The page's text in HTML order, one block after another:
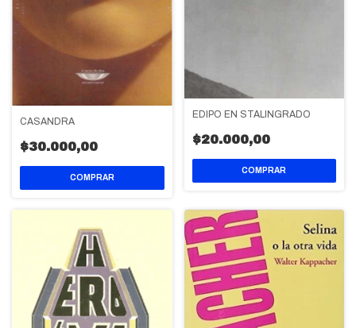
CASANDRA
$30.000,00
EDIPO EN STALINGRADO
$20.000,00